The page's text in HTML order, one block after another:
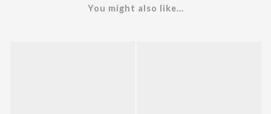
You might also like...